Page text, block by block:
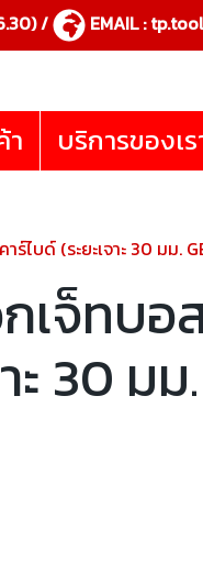
/ EMAIL :
บริการของเร
ไบด์ (ระยะเจาะ 30 มม.
เจ็ทบ
ะ 30 มม.